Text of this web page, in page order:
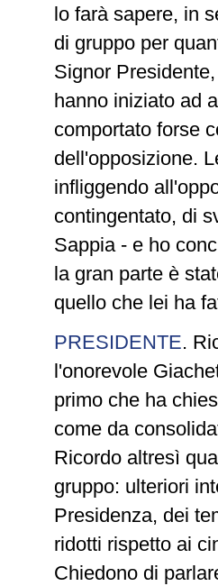
lo farà sapere, in
di gruppo per
Signor
hanno iniziato ad
comportato forse
dell'opposizione.
infliggendo
contingentato, di
Sappia - e ho
la gran parte è
quello che lei ha
PRESIDENTE.
l'onorevole
primo che ha
come da
Ricordo altresì
gruppo: ulteriori
Presidenza, dei
ridotti rispetto ai
Chiedono di